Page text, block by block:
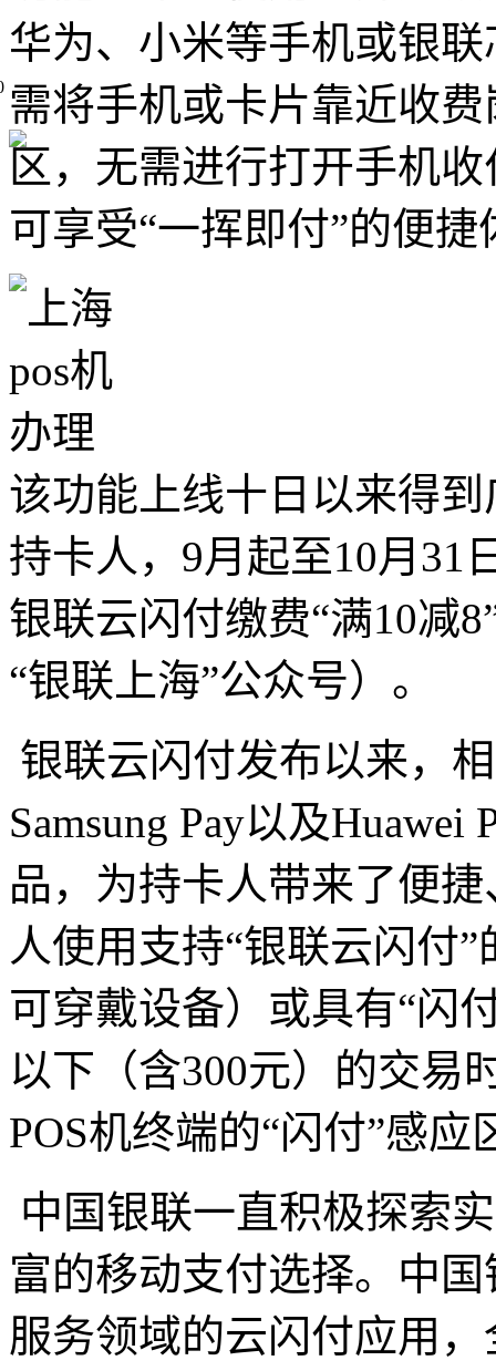
华为、小米等手机或银
需将手机或卡片靠近收费
区，无需进行打开手机
可享受“一挥即付”的便捷
该功能上线十日以来得
持卡人，9月起至10月31
银联云闪付缴费“满10减
“银联上海”公众号）。
银联云闪付发布以来，
Samsung Pay以及
品，为持卡人带来了便
人使用支持“银联云闪付
可穿戴设备）或具有“闪
以下（含300元）的交易
POS机终端的“闪付”感
中国银联一直积极探索
富的移动支付选择。中
服务领域的云闪付应用